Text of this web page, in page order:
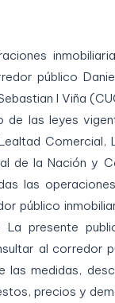
público
I Viña
de las leyes
Comercial,
de la Nación y
las
público
La presente
al corredor
las medidas,
precios y